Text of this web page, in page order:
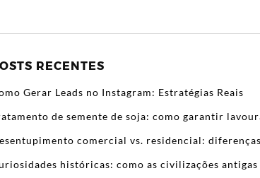
RECENTES
Gerar Leads no Instagram: Estratégias Reais
de semente de soja: como garantir
comercial vs. residencial:
históricas: como as civilizações